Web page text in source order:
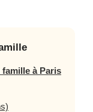
à Paris